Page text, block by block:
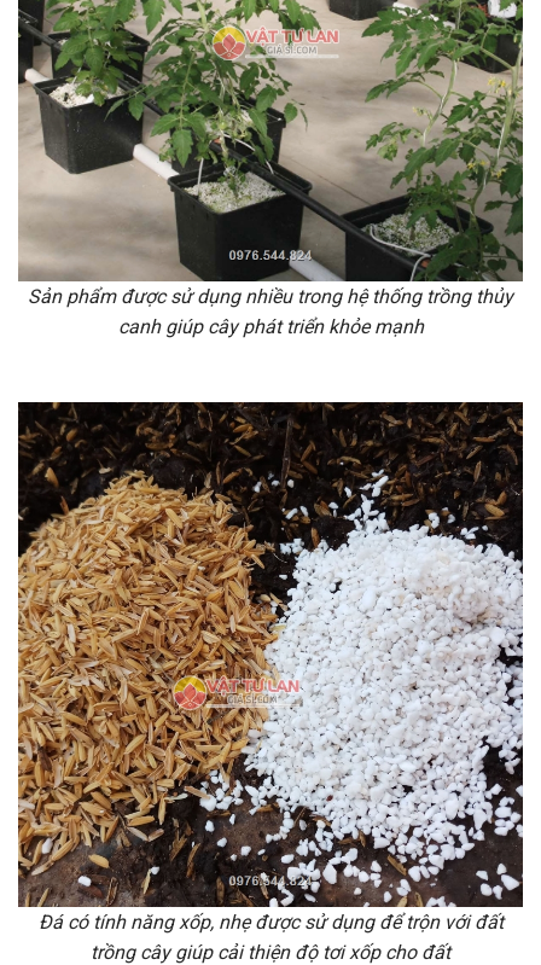
Sản phẩm được sử dụng nhiều trong hệ thống trồng thủy
canh giúp cây phát triển khỏe mạnh
Đá có tính năng xốp, nhẹ được sử dụng để trộn với đất
trồng cây giúp cải thiện độ tơi xốp cho đất